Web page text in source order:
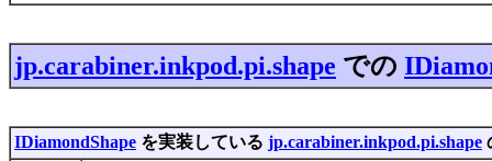
jp.carabiner.inkpod.pi.shape での
IDiamondShape を実装している jp.carabiner.inkpod.pi.shape